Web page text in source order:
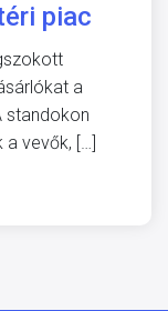
piac
a
standokon
vevők, […]